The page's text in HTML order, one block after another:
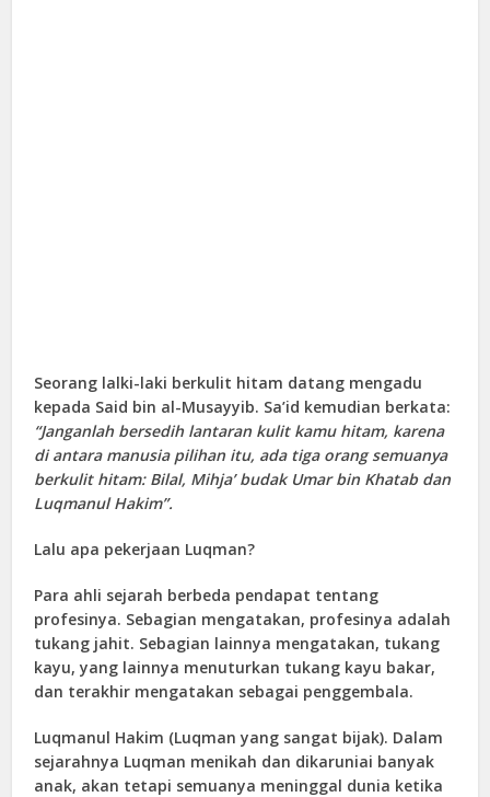
Seorang lalki-laki berkulit hitam datang mengadu
kepada Said bin al-Musayyib. Sa’id kemudian berkata:
“Janganlah bersedih lantaran kulit kamu hitam, karena
di antara manusia pilihan itu, ada tiga orang semuanya
berkulit hitam: Bilal, Mihja’ budak Umar bin Khatab dan
Luqmanul Hakim”.
Lalu apa pekerjaan Luqman?
Para ahli sejarah berbeda pendapat tentang
profesinya. Sebagian mengatakan, profesinya adalah
tukang jahit. Sebagian lainnya mengatakan, tukang
kayu, yang lainnya menuturkan tukang kayu bakar,
dan terakhir mengatakan sebagai penggembala.
Luqmanul Hakim (Luqman yang sangat bijak). Dalam
sejarahnya Luqman menikah dan dikaruniai banyak
anak, akan tetapi semuanya meninggal dunia ketika